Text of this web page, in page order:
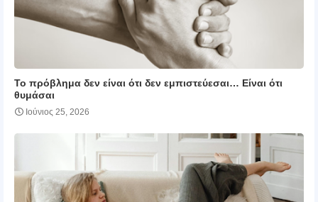
Το πρόβλημα δεν είναι ότι δεν εμπιστεύεσαι… Είναι ότι
θυμάσαι
Ιούνιος 25, 2026